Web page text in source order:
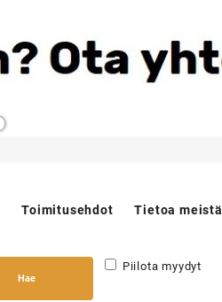
Toimitusehdot Tietoa meistä
Hae
Piilota myydyt